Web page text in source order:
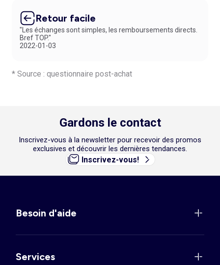
Retour facile
"Les échanges sont simples, les remboursements directs.
Bref TOP."
2022-01-03
* Source : questionnaire post-achat
Gardons le contact
Inscrivez-vous à la newsletter pour recevoir des promos
exclusives et découvrir les dernières tendances.
Inscrivez-vous!
Besoin d'aide
Services